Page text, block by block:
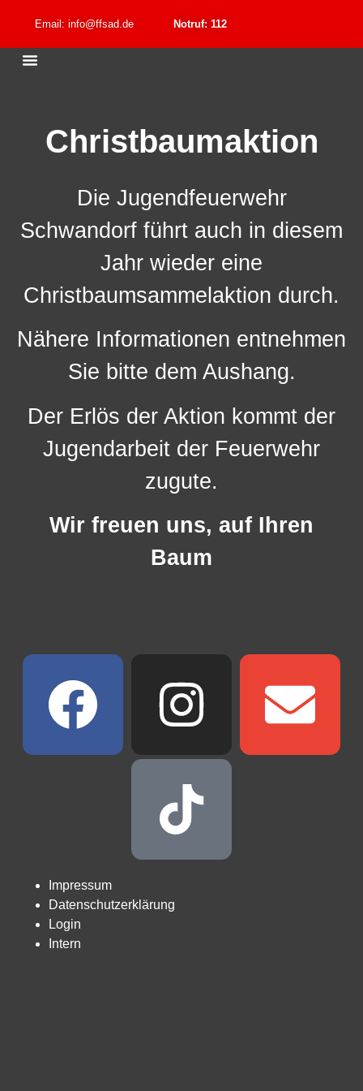
Email: info@ffsad.de Notruf: 112
Christbaumaktion
Die Jugendfeuerwehr
Schwandorf führt auch in diesem
Jahr wieder eine
Christbaumsammelaktion durch.
Nähere Informationen entnehmen
Sie bitte dem Aushang.
Der Erlös der Aktion kommt der
Jugendarbeit der Feuerwehr
zugute.
Wir freuen uns, auf Ihren
Baum
Impressum
Datenschutzerklärung
Login
Intern